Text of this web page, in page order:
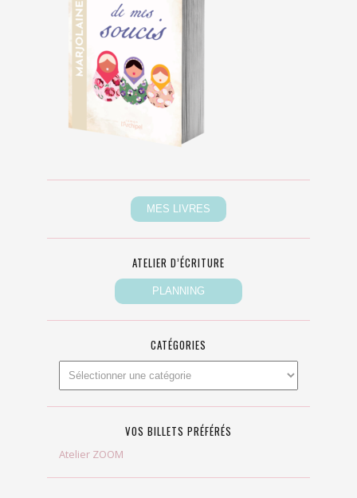
ATELIER D’ÉCRITURE
CATÉGORIES
VOS BILLETS PRÉFÉRÉS
Atelier ZOOM